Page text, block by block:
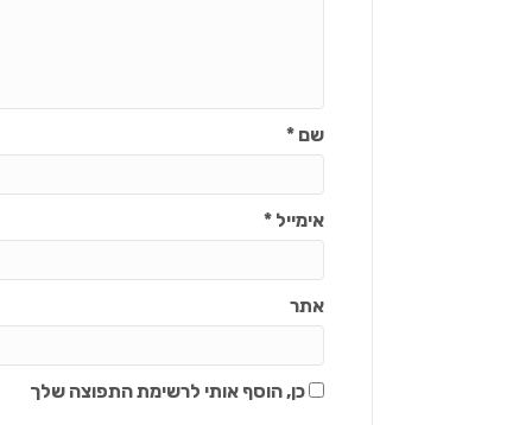
שם*
אימייל*
אתר
כן, הוסף אותי לרשימת התפוצה שלך